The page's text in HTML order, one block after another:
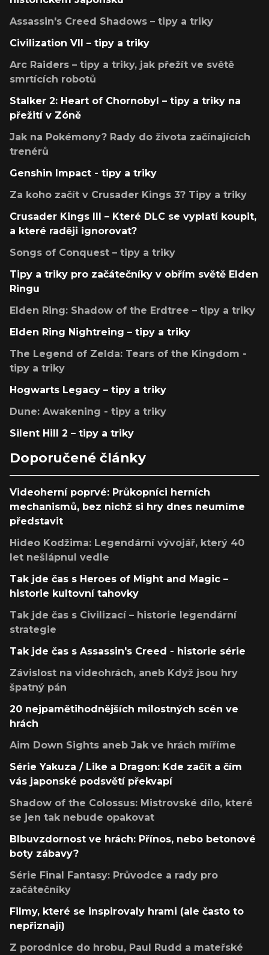
Assassin's Creed Shadows – tipy a triky
Civilization VII – tipy a triky
Arc Raiders – tipy a triky, jak přežít ve světě
smrtících robotů
Stalker 2: Heart of Chornobyl – tipy a triky na
přežití v Zóně
Jak na Pokémony? Rady do života začínajících
trenérů
Genshin Impact - tipy a triky
Za koho začít v Crusader Kings 3? Tipy a triky
Crusader Kings III – Které DLC se vyplatí koupit,
a které raději ignorovat?
Songs of Conquest – tipy a triky
Tipy a triky pro začátečníky v obřím světě Elden
Ringu
Elden Ring: Shadow of the Erdtree – tipy a triky
Elden Ring Nightreing – tipy a triky
The Legend of Zelda: Tears of the Kingdom -
tipy a triky
Hogwarts Legacy – tipy a triky
Dune: Awakening - tipy a triky
Silent Hill 2 – tipy a triky
Doporučené články
Videoherní poprvé: Průkopníci herních
mechanismů, bez nichž si hry dnes neumíme
představit
Hideo Kodžima: Legendární vývojář, který 40
let nešlápnul vedle
Tak jde čas s Heroes of Might and Magic –
historie kultovní tahovky
Tak jde čas s Civilizací – historie legendární
strategie
Tak jde čas s Assassin's Creed - historie série
Závislost na videohrách, aneb Když jsou hry
špatný pán
20 nejpamětihodnějších milostných scén ve
hrách
Aim Down Sights aneb Jak ve hrách míříme
Série Yakuza / Like a Dragon: Kde začít a čím
vás japonské podsvětí překvapí
Shadow of the Colossus: Mistrovské dílo, které
se jen tak nebude opakovat
Blbuvzdornost ve hrách: Přínos, nebo betonové
boty zábavy?
Série Final Fantasy: Průvodce a rady pro
začátečníky
Filmy, které se inspirovaly hrami (ale často to
nepřiznají)
Z porodnice do hrobu, Paul Rudd a mateřské